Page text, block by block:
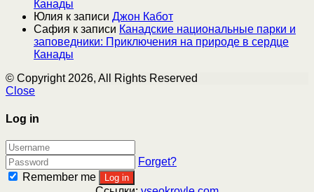
Канады
Юлия к записи Джон Кабот
Сафия к записи Канадские национальные парки и
заповедники: Приключения на природе в сердце
Канады
© Copyright 2026, All Rights Reserved
Close
Log in
Forget?
Remember me
Log in